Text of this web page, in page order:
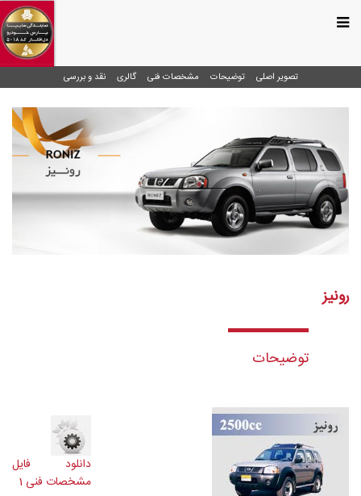
تصویر اصلی توضیحات مشخصات فنی گالری نقد و بررسی
رونیز
توضیحات
دانلود فایل
مشخصات فنی 1